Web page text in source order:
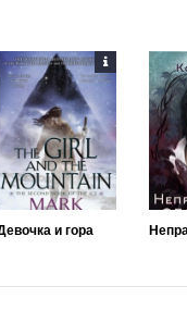
и гора